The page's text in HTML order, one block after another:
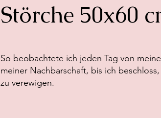
Störche 50x60
So beobachtete ich jeden Tag von
meiner Nachbarschaft, bis ich
zu verewigen.